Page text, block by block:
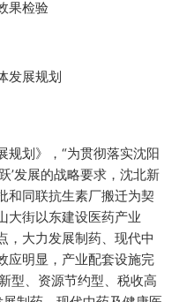
果检验
发展规划
规划》，“为贯彻落实沈阳
’发展的战略要求，沈北新
和同联抗生素厂搬迁为契
大街以东建设医药产业
，大力发展制药、现代中
应明显，产业配套设施完
型、资源节约型、税收高